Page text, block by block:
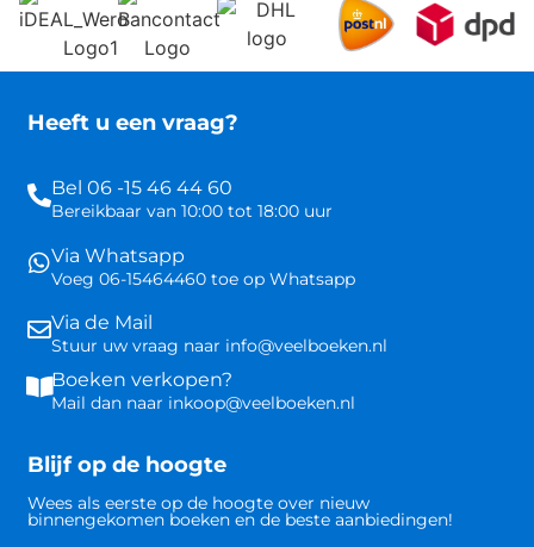
Heeft u een vraag?
Bel 06 -15 46 44 60
Bereikbaar van 10:00 tot 18:00 uur
Via Whatsapp
Voeg 06-15464460 toe op Whatsapp
Via de Mail
Stuur uw vraag naar info@veelboeken.nl
Boeken verkopen?
Mail dan naar inkoop@veelboeken.nl
Blijf op de hoogte
Wees als eerste op de hoogte over nieuw
binnengekomen boeken en de beste aanbiedingen!